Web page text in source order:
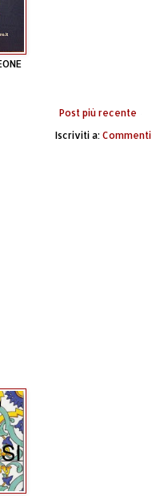
Post più recente
Iscriviti a: